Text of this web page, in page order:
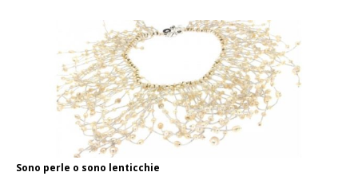
Sono perle o sono lenticchie